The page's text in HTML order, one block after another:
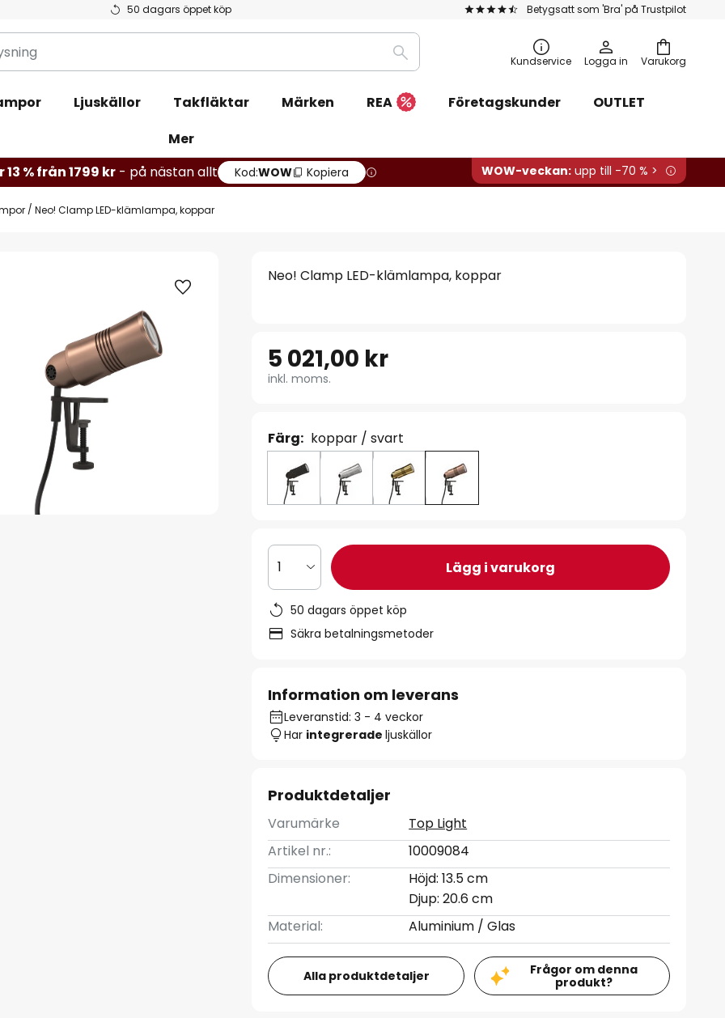
50 dagars öppet köp Betygsatt som 'Bra' på Trustpilot
Varukorg
Sök Kundservice Logga in
Ljuskällor Takfläktar Märken REA Företagskunder
OUTLET
Mer
% från 1799 kr - på nästan allt Kod:WOW Kopiera WOW-veckan: upp till -70 % >
Neo! Clamp LED-klämlampa, koppar
Neo! Clamp LED-klämlampa, koppar
5 021,00 kr
inkl. moms.
Färg: koppar / svart
1 Lägg i varukorg
50 dagars öppet köp
Säkra betalningsmetoder
Information om leverans
Leveranstid: 3 - 4 veckor
Har integreradeljuskällor
Produktdetaljer
Varumärke
Top Light
Artikel nr.:
10009084
Dimensioner:
Höjd: 13.5 cm
Djup: 20.6 cm
Material:
Aluminium / Glas
Alla produktdetaljer
Frågor om denna
produkt?